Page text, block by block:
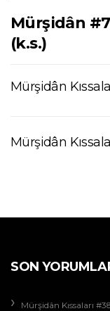
Mürşidân
(k.s.)
Mürşidân
Mürşidân
SON
Mürşidân Kıssaları